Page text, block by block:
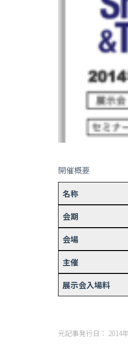
開催概要
名称
会期
会場
主催
展示会入場料
元記事発行日： 2014